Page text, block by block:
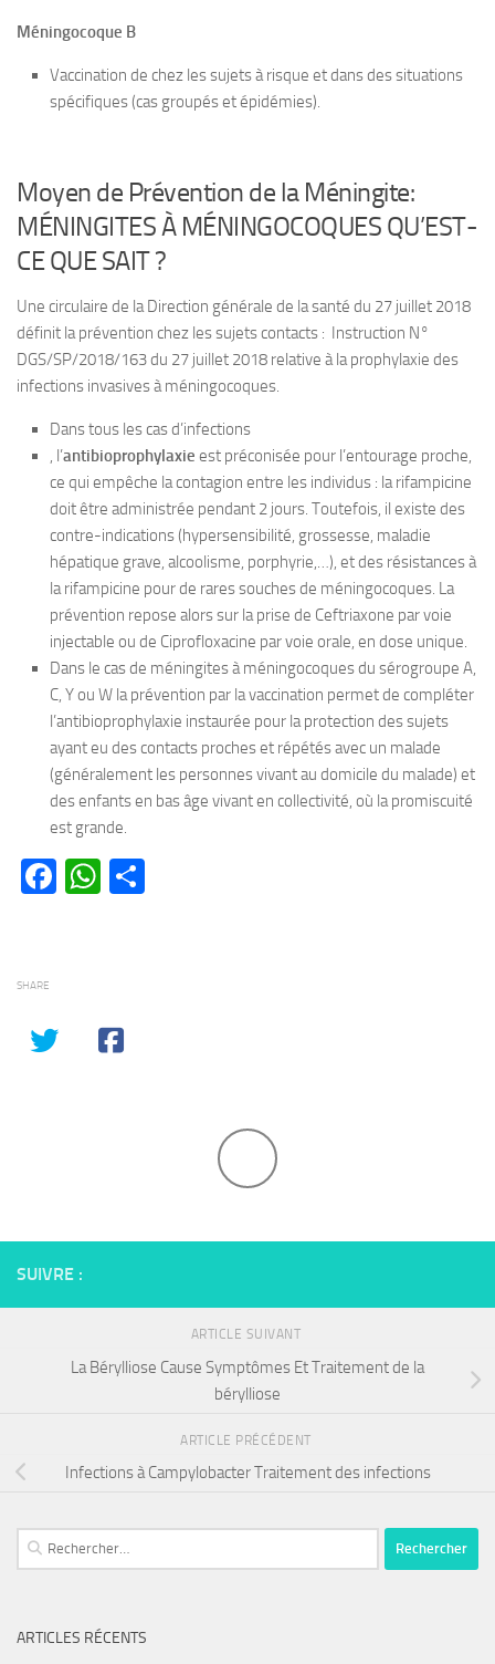
Méningocoque B
Vaccination de chez les sujets à risque et dans des situations
spécifiques (cas groupés et épidémies).
Moyen de Prévention de la Méningite:
MÉNINGITES À MÉNINGOCOQUES QU’EST-
CE QUE SAIT ?
Une circulaire de la Direction générale de la santé du 27 juillet 2018
définit la prévention chez les sujets contacts : Instruction N°
DGS/SP/2018/163 du 27 juillet 2018 relative à la prophylaxie des
infections invasives à méningocoques.
Dans tous les cas d’infections
, l’antibioprophylaxie est préconisée pour l’entourage proche,
ce qui empêche la contagion entre les individus : la rifampicine
doit être administrée pendant 2 jours. Toutefois, il existe des
contre-indications (hypersensibilité, grossesse, maladie
hépatique grave, alcoolisme, porphyrie,…), et des résistances à
la rifampicine pour de rares souches de méningocoques. La
prévention repose alors sur la prise de Ceftriaxone par voie
injectable ou de Ciprofloxacine par voie orale, en dose unique.
Dans le cas de méningites à méningocoques du sérogroupe A,
C, Y ou W la prévention par la vaccination permet de compléter
l’antibioprophylaxie instaurée pour la protection des sujets
ayant eu des contacts proches et répétés avec un malade
(généralement les personnes vivant au domicile du malade) et
des enfants en bas âge vivant en collectivité, où la promiscuité
est grande.
Facebook
WhatsApp
SHARE
SUIVRE :
ARTICLE SUIVANT
La Bérylliose Cause Symptômes Et Traitement de la
bérylliose
ARTICLE PRÉCÉDENT
Infections à Campylobacter Traitement des infections
Rechercher :
ARTICLES RÉCENTS